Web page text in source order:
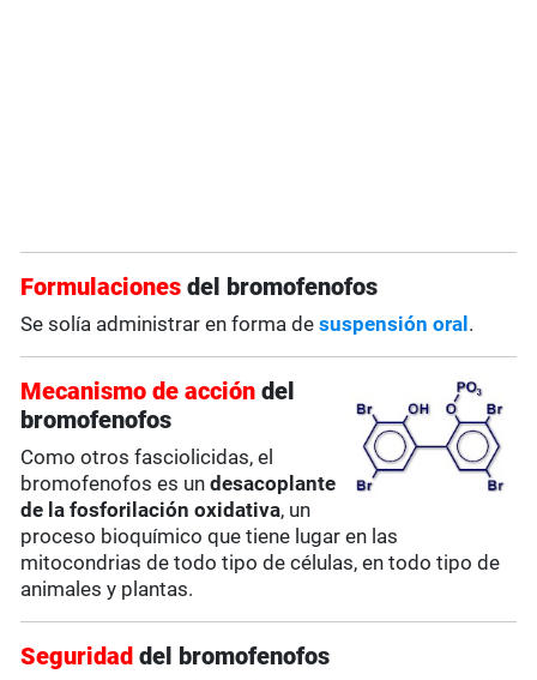
Formulaciones del bromofenofos
Se solía administrar en forma desuspensión oral .
Mecanismo de acción del
bromofenofos
Como otros fasciolicidas, el
bromofenofos es undesacoplante
de la fosforilación oxidativa, un
proceso bioquímico que tiene lugar en las
mitocondrias de todo tipo de células, en todo tipo de
animales y plantas.
Seguridaddel bromofenofos